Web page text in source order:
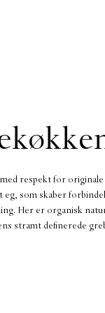
respekt for
som skaber
Her er organisk
stramt definerede